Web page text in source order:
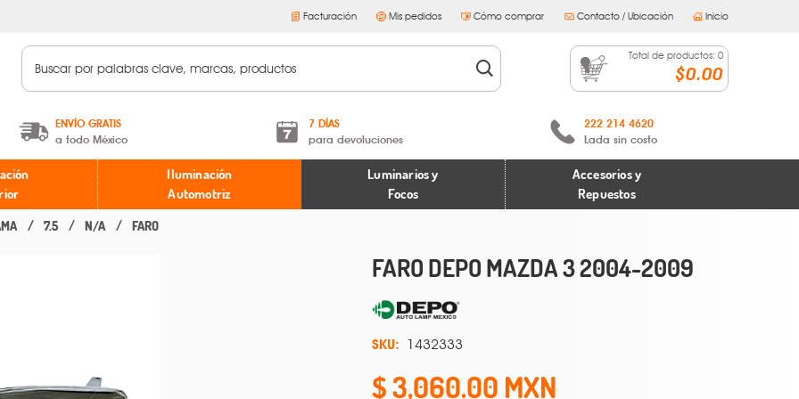
Facturación Mis pedidos Cómo comprar Contacto / Ubicación Inicio
Total de productos: 0
$0.00
ENVÍO GRATIS
a todo México
A partir de $599 MXN.
* Aplican restricciones
7 DÍAS
para devoluciones
Términos y condiciones
Políticas de devoluciones
222 214 4620
Lada sin costo
Iluminación
Automotriz
Luminarios y
Focos
Accesorios y
Repuestos
7.5 N/A FARO
FARO DEPO MAZDA 3 2004-2009
SKU: 1432333
3,060.00